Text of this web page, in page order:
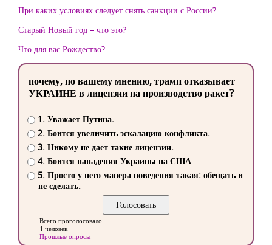
При каких условиях следует снять санкции с России?
Старый Новый год – что это?
Что для вас Рождество?
почему, по вашему мнению, трамп отказывает
УКРАИНЕ в лицензии на производство ракет?
1. Уважает Путина.
2. Боится увеличить эскалацию конфликта.
3. Никому не дает такие лицензии.
4. Боится нападения Украины на США
5. Просто у него манера поведения такая: обещать и
не сделать.
Всего проголосовало
1 человек
Прошлые опросы